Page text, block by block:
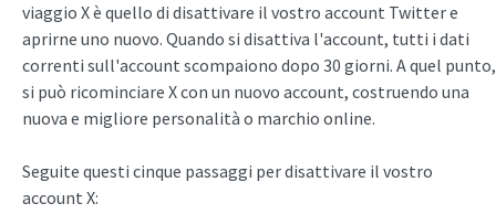
viaggio X è quello di disattivare il vostro account Twitter e
aprirne uno nuovo. Quando si disattiva l'account, tutti i dati
correnti sull'account scompaiono dopo 30 giorni. A quel punto,
si può ricominciare X con un nuovo account, costruendo una
nuova e migliore personalità o marchio online.
Seguite questi cinque passaggi per disattivare il vostro
account X: